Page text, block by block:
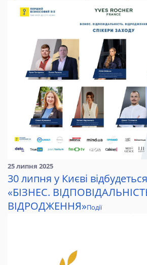
25 липня 2025
30 липня у Києві
«БІЗНЕС.
ВІДРОДЖЕННЯ»Події